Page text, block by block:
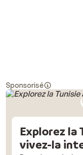
Sponsorisé
Explorez la
vivez-la